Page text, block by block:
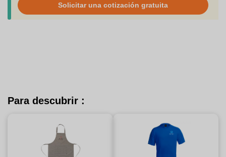
Solicitar una cotización gratuita
Para descubrir :